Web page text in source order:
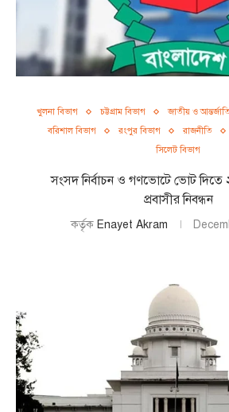
খুলনা বিভাগ চট্টগ্রাম বিভাগ জাতীয় ও
বরিশাল বিভাগ
রংপুর বিভাগ রাজনীতি
সিলেট বিভাগ
সংসদ নির্বাচন ও গণভোটে ভোট দিতে
প্রবাসীর নিবন্ধন
কর্তৃক Enayet Akram